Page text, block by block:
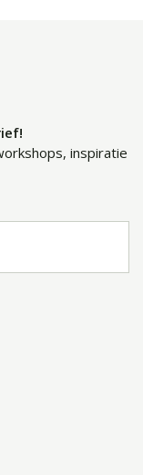
inspiratie